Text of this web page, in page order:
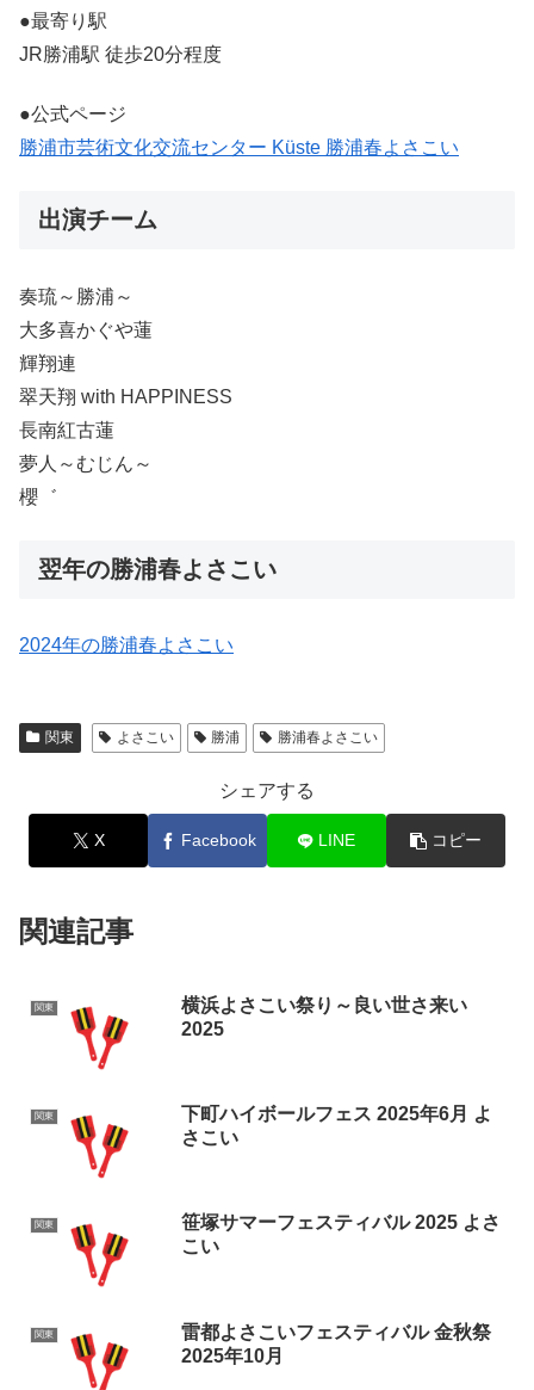
●最寄り駅
JR勝浦駅 徒歩20分程度
●公式ページ
勝浦市芸術文化交流センター Küste 勝浦春よさこい
出演チーム
奏琉～勝浦～
大多喜かぐや蓮
輝翔連
翠天翔 with HAPPINESS
長南紅古蓮
夢人～むじん～
櫻゛
翌年の勝浦春よさこい
2024年の勝浦春よさこい
関東 よさこい 勝浦 勝浦春よさこい
シェアする
X Facebook LINE コピー
関連記事
関東
横浜よさこい祭り～良い世さ来い
2025
関東
下町ハイボールフェス 2025年6月 よ
さこい
関東
笹塚サマーフェスティバル 2025 よさ
こい
関東
雷都よさこいフェスティバル 金秋祭
2025年10月